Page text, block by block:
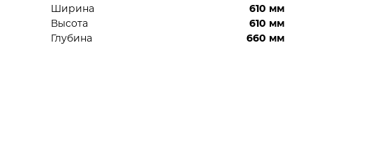
Ширина
610 мм
Высота
610 мм
Глубина
660 мм